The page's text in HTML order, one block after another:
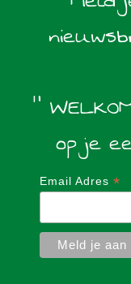
"
op je
Email Adres*